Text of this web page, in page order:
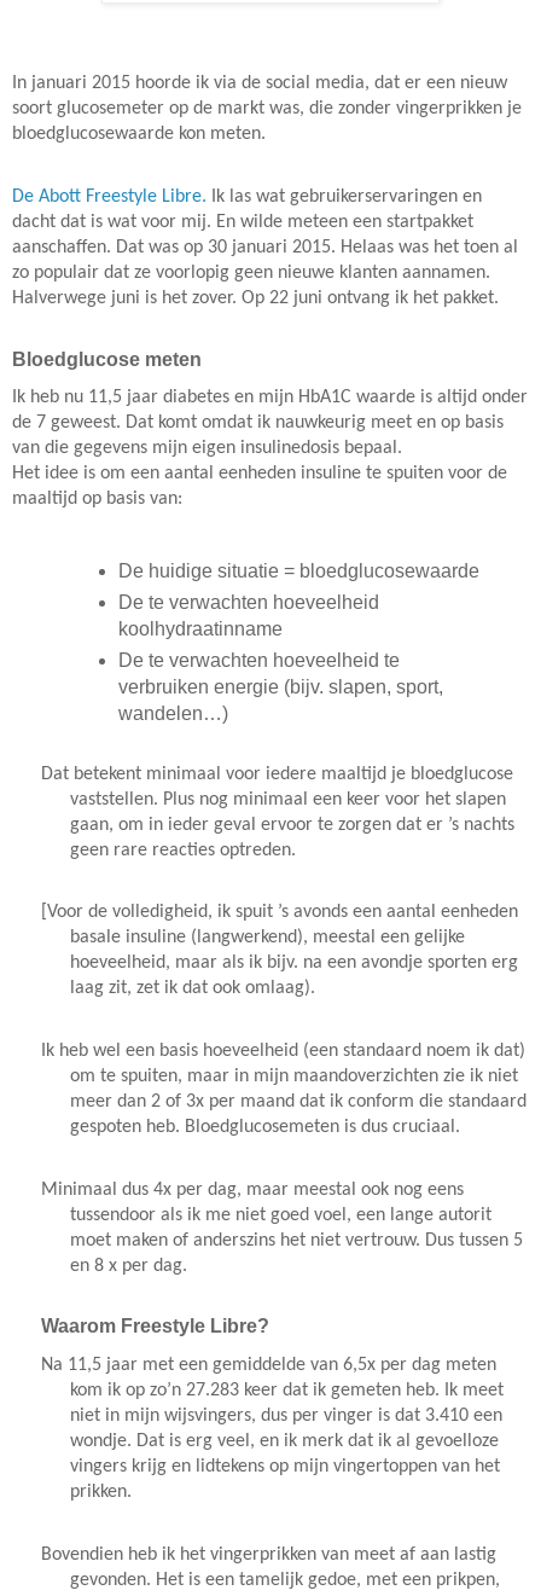
In januari 2015 hoorde ik via de social media, dat er een nieuw
soort glucosemeter op de markt was, die zonder vingerprikken je
bloedglucosewaarde kon meten.
De Abott Freestyle Libre. Ik las wat gebruikerservaringen en
dacht dat is wat voor mij. En wilde meteen een startpakket
aanschaffen. Dat was op 30 januari 2015. Helaas was het toen al
zo populair dat ze voorlopig geen nieuwe klanten aannamen.
Halverwege juni is het zover. Op 22 juni ontvang ik het pakket.
Bloedglucose meten
Ik heb nu 11,5 jaar diabetes en mijn HbA1C waarde is altijd onder
de 7 geweest. Dat komt omdat ik nauwkeurig meet en op basis
van die gegevens mijn eigen insulinedosis bepaal.
Het idee is om een aantal eenheden insuline te spuiten voor de
maaltijd op basis van:
De huidige situatie = bloedglucosewaarde
De te verwachten hoeveelheid
koolhydraatinname
De te verwachten hoeveelheid te
verbruiken energie (bijv. slapen, sport,
wandelen…)
Dat betekent minimaal voor iedere maaltijd je bloedglucose
vaststellen. Plus nog minimaal een keer voor het slapen
gaan, om in ieder geval ervoor te zorgen dat er ’s nachts
geen rare reacties optreden.
[Voor de volledigheid, ik spuit ’s avonds een aantal eenheden
basale insuline (langwerkend), meestal een gelijke
hoeveelheid, maar als ik bijv. na een avondje sporten erg
laag zit, zet ik dat ook omlaag).
Ik heb wel een basis hoeveelheid (een standaard noem ik dat)
om te spuiten, maar in mijn maandoverzichten zie ik niet
meer dan 2 of 3x per maand dat ik conform die standaard
gespoten heb. Bloedglucosemeten is dus cruciaal.
Minimaal dus 4x per dag, maar meestal ook nog eens
tussendoor als ik me niet goed voel, een lange autorit
moet maken of anderszins het niet vertrouw. Dus tussen 5
en 8 x per dag.
Waarom Freestyle Libre?
Na 11,5 jaar met een gemiddelde van 6,5x per dag meten
kom ik op zo’n 27.283 keer dat ik gemeten heb. Ik meet
niet in mijn wijsvingers, dus per vinger is dat 3.410 een
wondje. Dat is erg veel, en ik merk dat ik al gevoelloze
vingers krijg en lidtekens op mijn vingertoppen van het
prikken.
Bovendien heb ik het vingerprikken van meet af aan lastig
gevonden. Het is een tamelijk gedoe, met een prikpen,